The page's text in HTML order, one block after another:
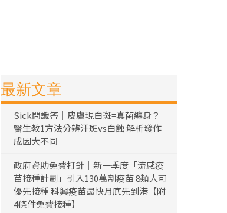
最新文章
Sick問識答｜皮膚現白斑=真菌纏身？
醫生教1方法分辨汗斑vs白蝕 解析發作
成因大不同
政府資助免費打針｜新一季度「流感疫
苗接種計劃」引入130萬劑疫苗 8類人可
優先接種 科興疫苗最快月底先到港【附
4條件免費接種】